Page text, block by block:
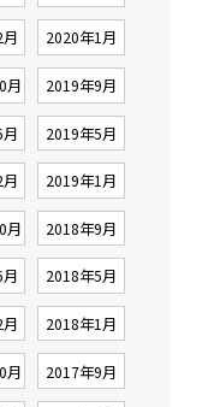
2020年1月
月 2019年9月
2019年5月
2019年1月
月 2018年9月
2018年5月
2018年1月
月 2017年9月